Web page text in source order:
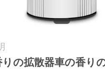
りの拡散器車の香り